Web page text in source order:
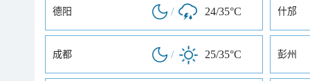
德阳 / 24/35°C 什邡
成都 / 25/35°C 彭州